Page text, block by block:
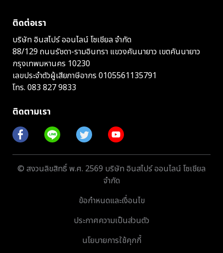
ติดต่อเรา
บริษัท อินสไปร์ ออนไลน์ โซเชียล จำกัด
88/129 ถนนรัชดา-รามอินทรา แขวงคันนายาว เขตคันนายาว
กรุงเทพมหานคร 10230
เลขประจำตัวผู้เสียภาษีอากร 0105561135791
โทร. 083 827 9833
ติดตามเรา
© สงวนลิขสิทธิ์ พ.ศ. 2569 บริษัท อินสไปร์ ออนไลน์ โซเชียล
จำกัด
ข้อกำหนดและเงื่อนไข
ประกาศความเป็นส่วนตัว
นโยบายการใช้คุกกี้